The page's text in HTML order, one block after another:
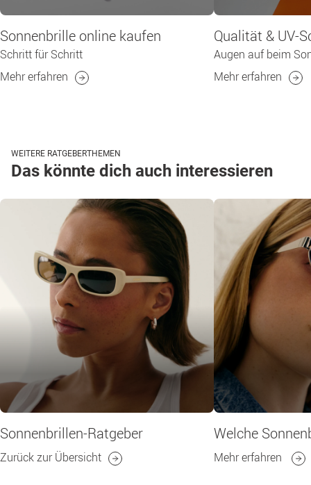
Sonnenbrille online kaufen
Schritt für Schritt
Mehr erfahren
Qualität & UV-
Augen auf beim
Mehr erfahren
WEITERE RATGEBERTHEMEN
Das könnte dich auch interessieren
Sonnenbrillen-Ratgeber
Zurück zur Übersicht
Welche
Mehr erfahren